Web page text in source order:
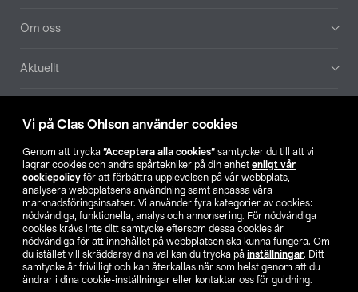
Vi på Clas Ohlson använder cookies
Genom att trycka ”Acceptera alla cookies” samtycker du till att vi
lagrar cookies och andra spårtekniker på din enhet enligt vår
cookiepolicy för att förbättra upplevelsen på vår webbplats,
analysera webbplatsens användning samt anpassa våra
marknadsföringsinsatser. Vi använder fyra kategorier av cookies:
nödvändiga, funktionella, analys och annonsering. För nödvändiga
cookies krävs inte ditt samtycke eftersom dessa cookies är
nödvändiga för att innehållet på webbplatsen ska kunna fungera. Om
du istället vill skräddarsy dina val kan du trycka på inställningar. Ditt
samtycke är frivilligt och kan återkallas när som helst genom att du
ändrar i dina cookie-inställningar eller kontaktar oss för guidning.
Om oss
Aktuellt
Hitta butik
SE NO FI